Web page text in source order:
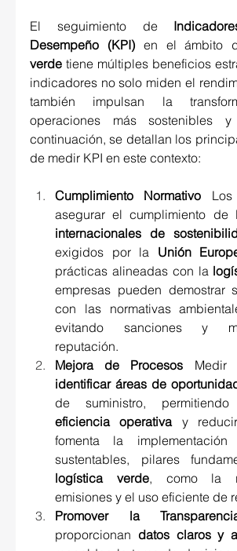
El seguimiento de
Desempeño (KPI) en el ámbito
verde tiene múltiples beneficios
indicadores no solo miden el
también impulsan la
operaciones más sostenibles
continuación, se detallan los
de medir KPI en este contexto:
Cumplimiento Normativo Los
asegurar el cumplimiento de
internacionales de
exigidos por la Unión
prácticas alineadas con la
empresas pueden demostrar
con las normativas
evitando sanciones y
reputación.
Mejora de Procesos
identificar áreas de
eficiencia operativa y reducir
fomenta la
logística verde, como la
emisiones y el uso eficiente de
Promover la
proporcionan datos claros y